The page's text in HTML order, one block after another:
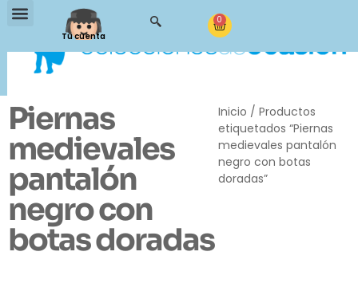
Tu cuenta
0
Piernas
medievales
pantalón
negro con
botas doradas
Inicio / Productos
etiquetados “Piernas
medievales pantalón
negro con botas
doradas”